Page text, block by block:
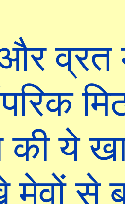
और
की ये
से